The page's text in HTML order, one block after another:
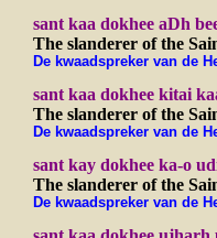
sant kaa dokhee aDh
The slanderer of the
De kwaadspreker van de
sant kaa dokhee kitai
The slanderer of the
De kwaadspreker van de
sant kay dokhee ka-o
The slanderer of the
De kwaadspreker van de